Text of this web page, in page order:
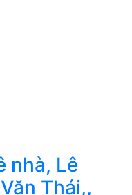
nhà, Lê
Thái,,